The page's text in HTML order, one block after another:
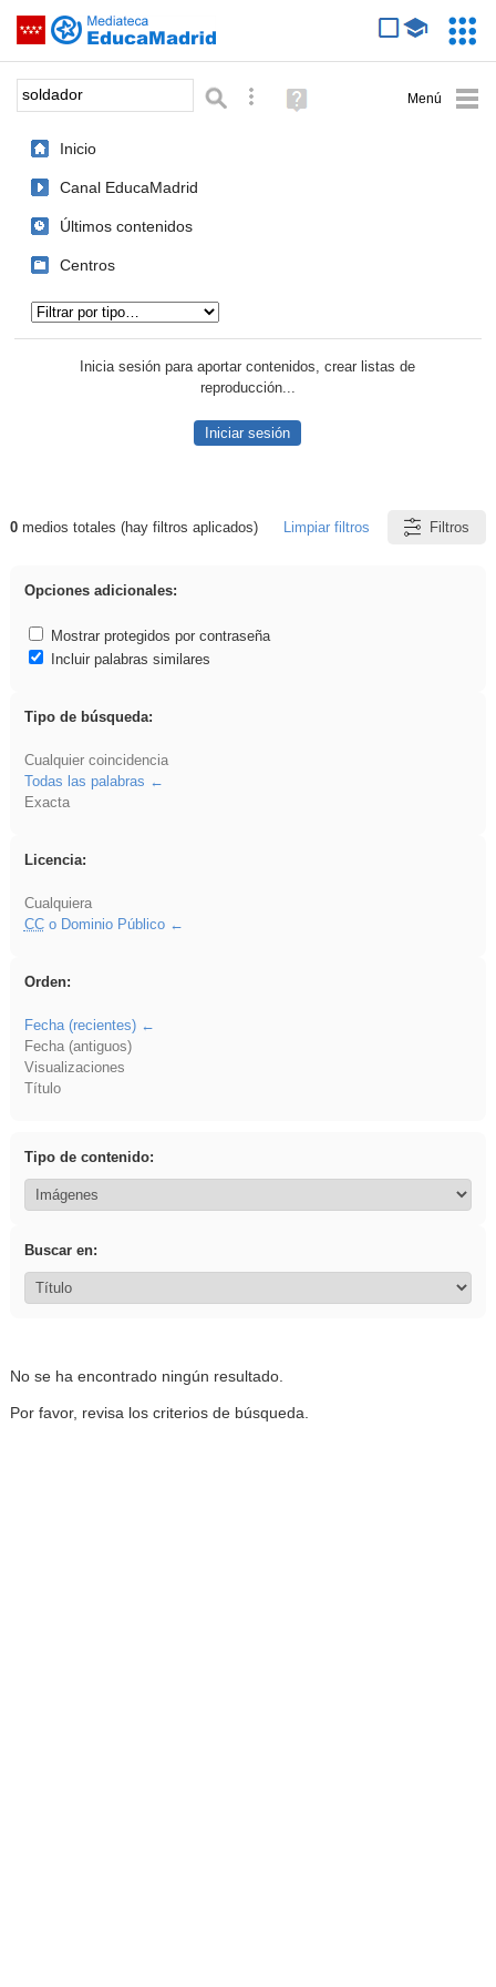
Saltar navegación
Palabra o frase: Búsqueda avanzada
Ayuda
(en
Inicio
Canal EducaMadrid
Últimos contenidos
Centros
Inicia sesión para aportar contenidos, crear listas de
reproducción...
Iniciar sesión
Resultados de: soldador
0medios totales (hay filtros aplicados) Limpiar filtros Filtros
Opciones adicionales:
Mostrar protegidos por contraseña
Incluir palabras similares
Tipo de búsqueda:
Cualquier coincidencia
Todas las palabras
Exacta
Licencia:
Cualquiera
CCo Dominio Público
Orden:
Fecha (recientes)
Fecha (antiguos)
Visualizaciones
Título
Tipo de contenido:
Buscar en:
No se ha encontrado ningún resultado.
Por favor, revisa los criterios de búsqueda.